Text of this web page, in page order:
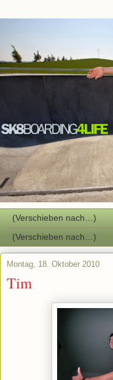
Montag, 18. Oktober 2010
Tim